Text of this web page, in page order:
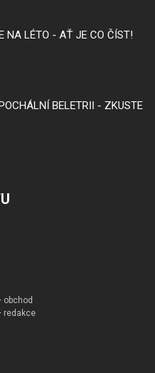
NA LÉTO - AŤ JE CO ČÍST!
BELETRII - ZKUSTE
obchod
redakce